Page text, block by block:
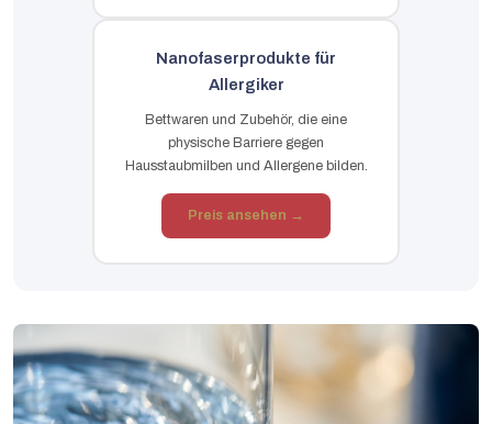
Nanofaserprodukte für
Allergiker
Bettwaren und Zubehör, die eine
physische Barriere gegen
Hausstaubmilben und Allergene bilden.
Preis ansehen →